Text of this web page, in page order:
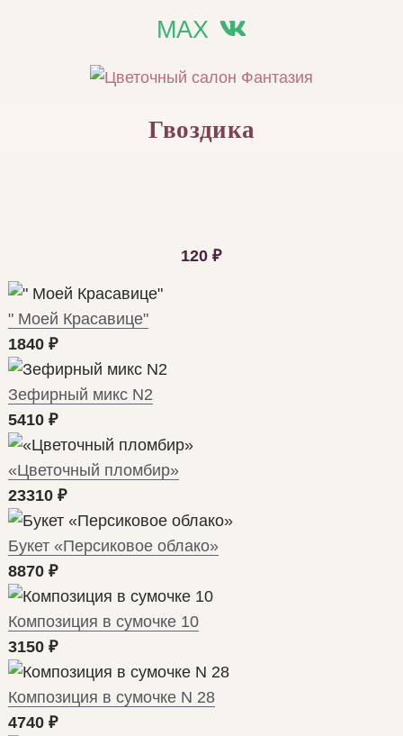
MAX
Гвоздика
120₽
" Моей Красавице"
1840 ₽
Зефирный микс N2
5410 ₽
«Цветочный пломбир»
23310 ₽
Букет «Персиковое облако»
8870 ₽
Композиция в сумочке 10
3150 ₽
Композиция в сумочке N 28
4740 ₽